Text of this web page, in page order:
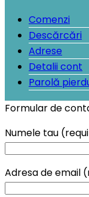
Comenzi
Descărcări
Adrese
Detalii cont
Parolă
Formular de
Numele tau
Adresa de email